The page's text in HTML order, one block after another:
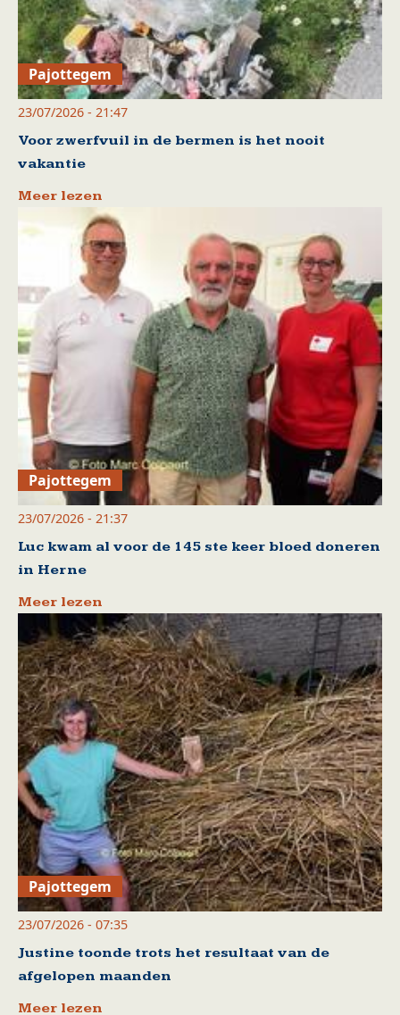
Pajottegem
23/07/2026 - 21:47
Voor zwerfvuil in de bermen is het nooit
vakantie
Meer lezen
Pajottegem
23/07/2026 - 21:37
Luc kwam al voor de 145 ste keer bloed doneren
in Herne
Meer lezen
Pajottegem
23/07/2026 - 07:35
Justine toonde trots het resultaat van de
afgelopen maanden
Meer lezen